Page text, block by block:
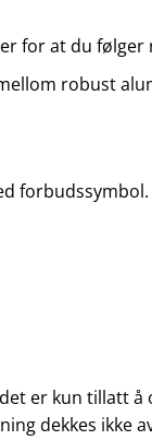
for at du
robust
forbudssymbol.
er kun tillatt
dekkes ikke